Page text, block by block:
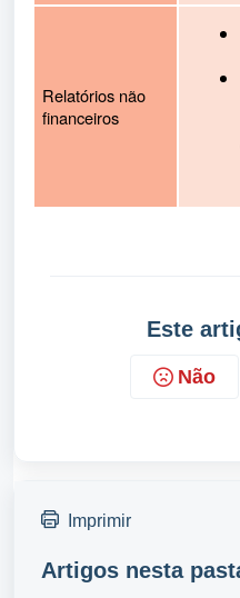
Relatórios não
financeiros
Este
Não
Imprimir
Artigos nesta